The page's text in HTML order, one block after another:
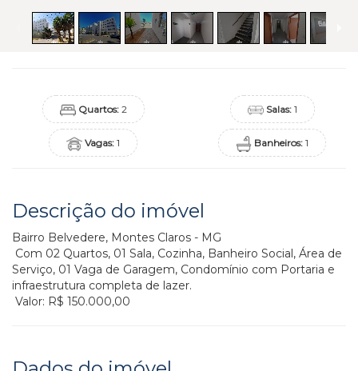
Quartos: 2 Salas: 1
Vagas: 1 Banheiros: 1
Descrição do imóvel
Bairro Belvedere, Montes Claros - MG
Com 02 Quartos, 01 Sala, Cozinha, Banheiro Social, Área de
Serviço, 01 Vaga de Garagem, Condomínio com Portaria e
infraestrutura completa de lazer.
Valor: R$ 150.000,00